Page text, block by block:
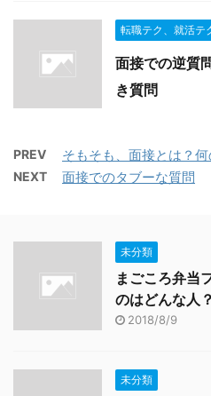
転職テク、就活テ
面接での逆質
き質問
PREV そもそも、面接とは？
NEXT 面接でのタブーな質問
未分類
まごころ弁当
のはどんな人
2018/8/9
未分類